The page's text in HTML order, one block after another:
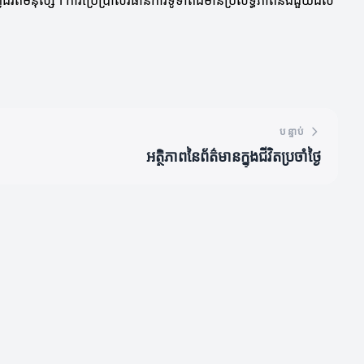
បន្ទាប់
អត្ថិភាពនៃព័ត៌មានក្នុងជីវិតប្រចាំថ្ងៃ